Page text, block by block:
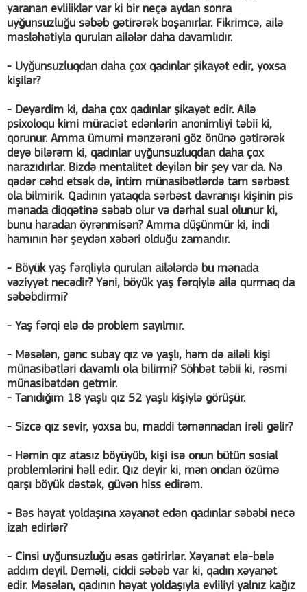
yaranan evliliklər var ki bir neçə aydan sonra
uyğunsuzluğu səbəb gətirərək boşanırlar. Fikrimcə, ailə
məsləhətiylə qurulan ailələr daha davamlıdır.
- Uyğunsuzluqdan daha çox qadınlar şikayət edir, yoxsa
kişilər?
- Deyərdim ki, daha çox qadınlar şikayət edir. Ailə
psixoloqu kimi müraciət edənlərin anonimliyi təbii ki,
qorunur. Amma ümumi mənzərəni göz önünə gətirərək
deyə bilərəm ki, qadınlar uyğunsuzluqdan daha çox
narazıdırlar. Bizdə mentalitet deyilən bir şey var da. Nə
qədər cəhd etsək də, intim münasibətlərdə tam sərbəst
ola bilmirik. Qadının yataqda sərbəst davranışı kişinin pis
mənada diqqətinə səbəb olur və dərhal sual olunur ki,
bunu haradan öyrənmisən? Amma düşünmür ki, indi
hamının hər şeydən xəbəri olduğu zamandır.
- Böyük yaş fərqliylə qurulan ailələrdə bu mənada
vəziyyət necədir? Yəni, böyük yaş fərqiylə ailə qurmaq da
səbəbdirmi?
- Yaş fərqi elə də problem sayılmır.
- Məsələn, gənc subay qız və yaşlı, həm də ailəli kişi
münasibətləri davamlı ola bilirmi? Söhbət təbii ki, rəsmi
münasibətdən getmir.
- Tanıdığım 18 yaşlı qız 52 yaşlı kişiylə görüşür.
- Sizcə qız sevir, yoxsa bu, maddi təmənnadan irəli gəlir?
- Həmin qız atasız böyüyüb, kişi isə onun bütün sosial
problemlərini həll edir. Qız deyir ki, mən ondan özümə
qarşı böyük dəstək, güvən hiss edirəm.
- Bəs həyat yoldaşına xəyanət edən qadınlar səbəbi necə
izah edirlər?
- Cinsi uyğunsuzluğu əsas gətirirlər. Xəyanət elə-belə
addım deyil. Deməli, ciddi səbəb var ki, qadın xəyanət
edir. Məsələn, qadının həyat yoldaşıyla evliliyi yalnız kağız